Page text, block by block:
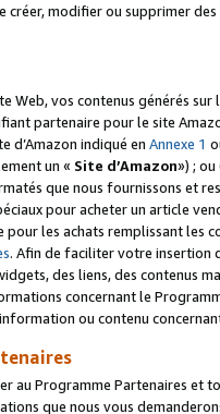
modifier ou supprimer
Web, vos contenus générés
partenaire pour le site
d’Amazon indiqué en Annexe 1
un « Site d’Amazon») ;
que nous fournissons et
pour acheter un article
les achats remplissant les
. Afin de faciliter votre insertion
des liens, des
concernant le
ou contenu
au Programme Partenaires et
que nous vous